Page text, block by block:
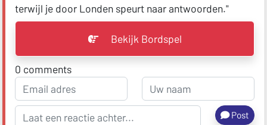
terwijl je door Londen speurt naar antwoorden."
Bekijk Bordspel
0 comments
Post